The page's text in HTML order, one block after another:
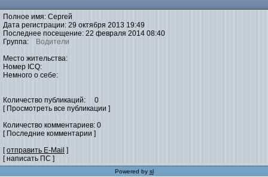
Полное имя: Сергей
Дата регистрации: 29 октября 2013 19:49
Последнее посещение: 22 февраля 2014 08:40
Группа:
Водители
Место жительства:
Номер ICQ:
Немного о себе:
Количество публикаций: 0
[ Просмотреть все публикации ]
Количество комментариев: 0
[ Последние комментарии ]
[отправить E-Mail ]
[ написать ПС ]
Powered by sl